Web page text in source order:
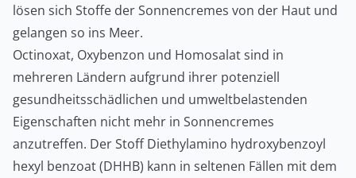
lösen sich Stoffe der Sonnencremes von der Haut und
gelangen so ins Meer.
Octinoxat, Oxybenzon und Homosalat sind in
mehreren Ländern aufgrund ihrer potenziell
gesundheitsschädlichen und umweltbelastenden
Eigenschaften nicht mehr in Sonnencremes
anzutreffen. Der Stoff Diethylamino hydroxybenzoyl
hexyl benzoat (DHHB) kann in seltenen Fällen mit dem